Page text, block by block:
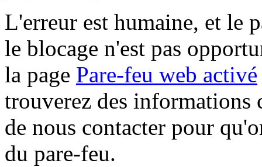
L'erreur est humaine, et le
le blocage n'est pas
la page Pare-feu web activé
trouverez des informations
de nous contacter pour
du pare-feu.